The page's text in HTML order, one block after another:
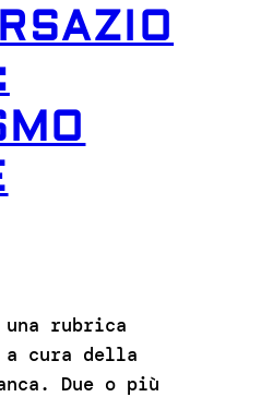
una rubrica
a cura della
Due o più